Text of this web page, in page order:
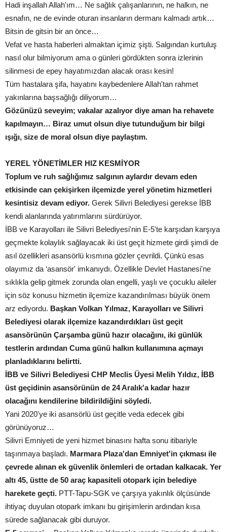
Hadi inşallah Allah'ım… Ne sağlık çalışanlarının, ne halkın, ne
esnafın, ne de evinde oturan insanların dermanı kalmadı artık…
Bitsin de gitsin bir an önce…
Vefat ve hasta haberleri almaktan içimiz şişti. Salgından kurtuluş
nasıl olur bilmiyorum ama o günleri gördükten sonra izlerinin
silinmesi de epey hayatımızdan alacak orası kesin!
Tüm hastalara şifa, hayatını kaybedenlere Allah'tan rahmet
yakınlarına başsağlığı diliyorum…
Gözünüzü seveyim; vakalar azalıyor diye aman ha rehavete
kapılmayın… Biraz umut olsun diye tutunduğum bir bilgi
ışığı, size de moral olsun diye paylaştım.
YEREL YÖNETİMLER HIZ KESMİYOR
Toplum ve ruh sağlığımız salgının aylardır devam eden
etkisinde can çekişirken ilçemizde yerel yönetim hizmetleri
kesintisiz devam ediyor. Gerek Silivri Belediyesi gerekse İBB
kendi alanlarında yatırımlarını sürdürüyor.
İBB ve Karayolları ile Silivri Belediyesi'nin E-5'te karşıdan karşıya
geçmekte kolaylık sağlayacak iki üst geçit hizmete girdi şimdi de
asıl özellikleri asansörlü kısmına gözler çevrildi. Çünkü esas
olayımız da ‘asansör' imkanıydı. Özellikle Devlet Hastanesi'ne
sıklıkla gelip gitmek zorunda olan engelli, yaşlı ve çocuklu aileler
için söz konusu hizmetin ilçemize kazandırılması büyük önem
arz ediyordu. Başkan Volkan Yılmaz, Karayolları ve Silivri
Belediyesi olarak ilçemize kazandırdıkları üst geçit
asansörünün Çarşamba günü hazır olacağını, iki günlük
testlerin ardından Cuma günü halkın kullanımına açmayı
planladıklarını belirtti.
İBB ve Silivri Belediyesi CHP Meclis Üyesi Melih Yıldız, İBB
üst geçidinin asansörünün de 24 Aralık'a kadar hazır
olacağını kendilerine bildirildiğini söyledi.
Yani 2020'ye iki asansörlü üst geçitle veda edecek gibi
görünüyoruz…
Silivri Emniyeti de yeni hizmet binasını hafta sonu itibariyle
taşınmaya başladı. Marmara Plaza'dan Emniyet'in çıkması ile
çevrede alınan ek güvenlik önlemleri de ortadan kalkacak. Yer
altı 45, üstte de 50 araç kapasiteli otopark için belediye
harekete geçti. PTT-Tapu-SGK ve çarşıya yakınlık ölçüsünde
ihtiyaç duyulan otopark imkanı bu girişimlerin ardından kısa
sürede sağlanacak gibi duruyor.